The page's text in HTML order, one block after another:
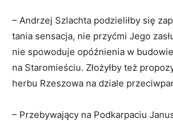
– Andrzej Szlachta podzieliłby się
tania sensacja, nie przyćmi Jego
nie spowoduje opóźnienia w
na Staromieściu. Złożyłby też
herbu Rzeszowa na dziale
– Przebywający na Podkarpaciu